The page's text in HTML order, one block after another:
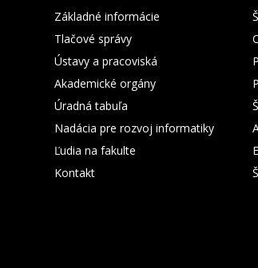
Základné informácie
Tlačové správy
Ústavy a pracoviská
Akademické orgány
Úradná tabuľa
Nadácia pre rozvoj informatiky
Ľudia na fakulte
Kontakt